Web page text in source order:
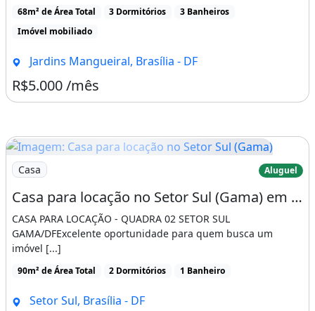
68m² de Área Total 3 Dormitórios
3 Banheiros
Imóvel mobiliado
Jardins Mangueiral, Brasília - DF
R$5.000 /mês
Imagem: Casa para locação no Setor Sul (Gama)
Casa Aluguel
Casa para locação no Setor Sul (Gama) em Brasília-DF, com 2 quartos, 1 banheiro e 1
CASA PARA LOCAÇÃO - QUADRA 02 SETOR SUL
GAMA/DFExcelente oportunidade para quem busca um
imóvel [...]
90m² de Área Total 2 Dormitórios 1 Banheiro
Setor Sul, Brasília - DF